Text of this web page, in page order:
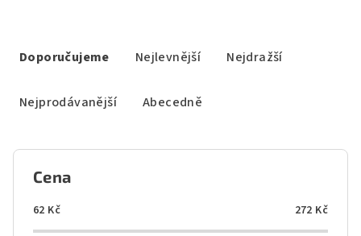
Doporučujeme Nejlevnější Nejdražší
Nejprodávanější Abecedně
Cena
62 Kč 272 Kč